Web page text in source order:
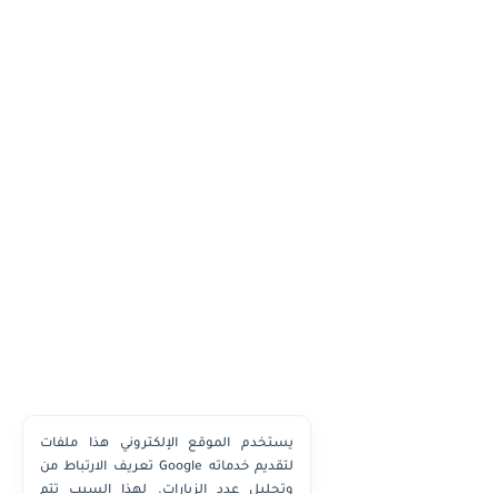
يستخدم الموقع الإلكتروني هذا ملفات
تعريف الارتباط من Google لتقديم خدماته